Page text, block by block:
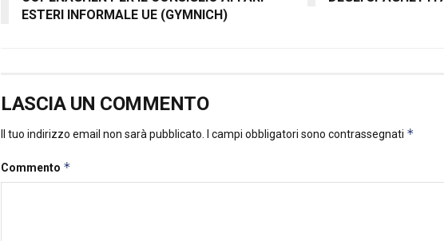
ESTERI INFORMALE UE (GYMNICH)
LASCIA UN COMMENTO
Il tuo indirizzo email non sarà pubblicato. I campi obbligatori sono contrassegnati *
Commento *